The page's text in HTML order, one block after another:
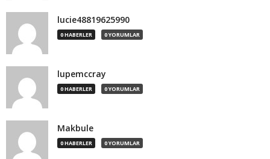
lucie48819625990
0 HABERLER 0 YORUMLAR
lupemccray
0 HABERLER 0 YORUMLAR
Makbule
0 HABERLER 0 YORUMLAR